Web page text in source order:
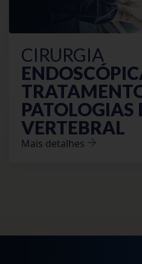
CIRURGIA
PATOLOGIAS
VERTEBRAL
Mais detalhes